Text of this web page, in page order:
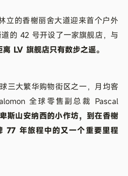
立的香榭丽舍大道迎来首个户外
的 42 号开设了一家旗舰店，与
LV 旗舰店只有数步之遥。
三大繁华购物街区之一，月均客
全球零售副总裁 Pascal
斯山安纳西的小作坊，到在香榭
77 年旅程中的又一个重要里程